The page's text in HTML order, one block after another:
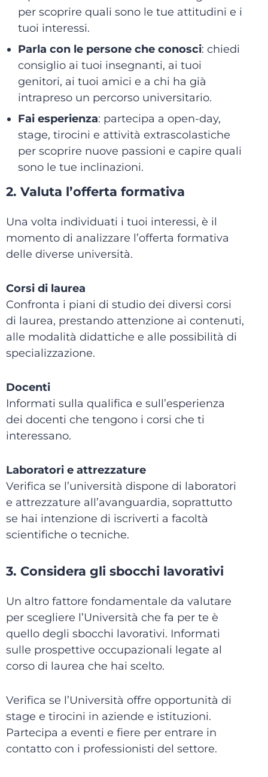
per scoprire quali sono le tue attitudini e i
tuoi interessi.
Parla con le persone che conosci: chiedi
consiglio ai tuoi insegnanti, ai tuoi
genitori, ai tuoi amici e a chi ha già
intrapreso un percorso universitario.
Fai esperienza: partecipa a open-day,
stage, tirocini e attività extrascolastiche
per scoprire nuove passioni e capire quali
sono le tue inclinazioni.
2. Valuta l’offerta formativa
Una volta individuati i tuoi interessi, è il
momento di analizzare l’offerta formativa
delle diverse università.
Corsi di laurea
Confronta i piani di studio dei diversi corsi
di laurea, prestando attenzione ai contenuti,
alle modalità didattiche e alle possibilità di
specializzazione.
Docenti
Informati sulla qualifica e sull’esperienza
dei docenti che tengono i corsi che ti
interessano.
Laboratori e attrezzature
Verifica se l’università dispone di laboratori
e attrezzature all’avanguardia, soprattutto
se hai intenzione di iscriverti a facoltà
scientifiche o tecniche.
3. Considera gli sbocchi lavorativi
Un altro fattore fondamentale da valutare
per scegliere l’Università che fa per te è
quello degli sbocchi lavorativi. Informati
sulle prospettive occupazionali legate al
corso di laurea che hai scelto.
Verifica se l’Università offre opportunità di
stage e tirocini in aziende e istituzioni.
Partecipa a eventi e fiere per entrare in
contatto con i professionisti del settore.